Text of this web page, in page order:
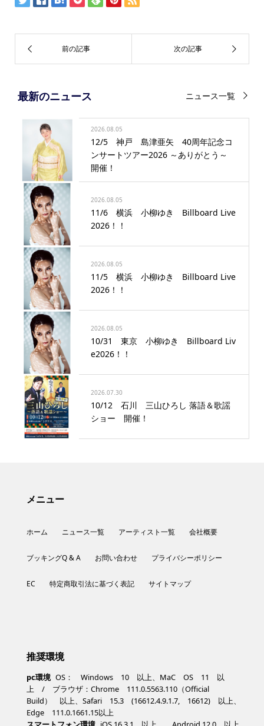
最新のニュース ニュース一覧
2026.08.05
12/5 神戸 島津亜矢 40周年記念コ
ンサートツアー2026 ～ありがとう～
開催！
2026.08.05
11/6 横浜 小柳ゆき Billboard Live
2026！！
2026.08.05
11/5 横浜 小柳ゆき Billboard Live
2026！！
2026.08.05
10/31 東京 小柳ゆき Billboard Liv
e2026！！
2026.07.30
10/12 石川 三山ひろし 落語＆歌謡
ショー 開催！
メニュー
ホーム ニュース一覧 アーティスト一覧 会社概要
ブッキングQ & A お問い合わせ プライバシーポリシー
EC 特定商取引法に基づく表記 サイトマップ
推奨環境
pc環境 OS： Windows 10 以上、MaC OS 11 以
上 / ブラウザ：Chrome 111.0.5563.110（Official
Build） 以上、Safari 15.3 (16612.4.9.1.7, 16612) 以上、
Edge 111.0.1661.15以上